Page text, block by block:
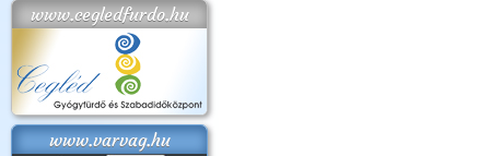
www.cegledfurdo.hu
www.varvag.hu